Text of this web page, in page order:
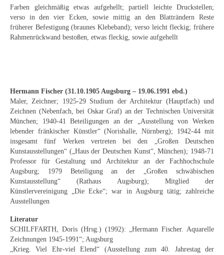
Pfälzer Künstler
Schwäbische Künstler
Motive
Abstraktion
Industrie & Arbeit
Mediterrane Landschaft
Norddeutsche Landschaften
Süddeutsche Landschaft
Stillleben
Farben gleichmäßig etwas aufgehellt; partiell leichte Druckstellen;
verso in den vier Ecken, sowie mittig an den Blatträndern Reste
früherer Befestigung (braunes Klebeband); verso leicht fleckig; frühere
Rahmenrückwand bestoßen, etwas fleckig, sowie aufgehellt
Hermann Fischer (31.10.1905 Augsburg – 19.06.1991 ebd.)
Maler, Zeichner; 1925-29 Studium der Architektur (Hauptfach) und
Zeichnen (Nebenfach, bei Oskar Graf) an der Technischen Universität
München; 1940-41 Beteiligungen an der „Ausstellung von Werken
lebender fränkischer Künstler“ (Norishalle, Nürnberg); 1942-44 mit
insgesamt fünf Werken vertreten bei den „Großen Deutschen
Kunstausstellungen“ („Haus der Deutschen Kunst“, München); 1948-71
Professor für Gestaltung und Architektur an der Fachhochschule
Augsburg; 1979 Beteiligung an der „Großen schwäbischen
Kunstausstellung“ (Rathaus Augsburg); Mitglied der
Künstlervereinigung „Die Ecke“; war in Augsburg tätig; zahlreiche
Ausstellungen
Literatur
SCHILFFARTH, Doris (Hrsg.) (1992): „Hermann Fischer. Aquarelle
Zeichnungen 1945-1991“; Augsburg
„Krieg. Viel Ehr-viel Elend“ (Ausstellung zum 40. Jahrestag der